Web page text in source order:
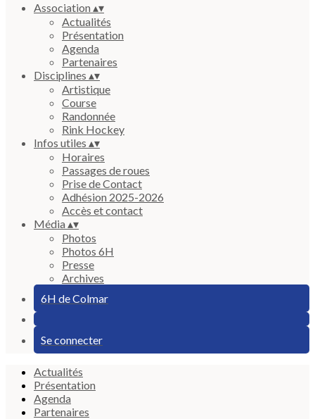
Association▴▾
Actualités
Présentation
Agenda
Partenaires
Disciplines ▴▾
Artistique
Course
Randonnée
Rink Hockey
Infos utiles ▴▾
Horaires
Passages de roues
Prise de Contact
Adhésion 2025-2026
Accès et contact
Média▴▾
Photos
Photos 6H
Presse
Archives
6H de Colmar
Se connecter
Actualités
Présentation
Agenda
Partenaires